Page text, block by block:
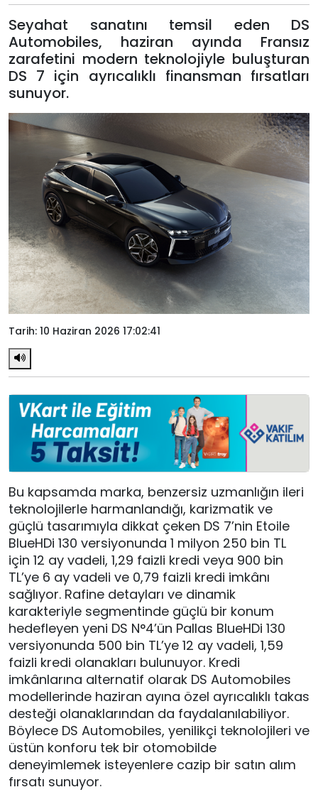
Seyahat sanatını temsil eden DS
Automobiles, haziran ayında Fransız
zarafetini modern teknolojiyle buluşturan
DS 7 için ayrıcalıklı finansman fırsatları
sunuyor.
Tarih: 10 Haziran 2026 17:02:41
Bu kapsamda marka, benzersiz uzmanlığın ileri
teknolojilerle harmanlandığı, karizmatik ve
güçlü tasarımıyla dikkat çeken DS 7’nin Etoile
BlueHDi 130 versiyonunda 1 milyon 250 bin TL
için 12 ay vadeli, 1,29 faizli kredi veya 900 bin
TL’ye 6 ay vadeli ve 0,79 faizli kredi imkânı
sağlıyor. Rafine detayları ve dinamik
karakteriyle segmentinde güçlü bir konum
hedefleyen yeni DS N°4’ün Pallas BlueHDi 130
versiyonunda 500 bin TL’ye 12 ay vadeli, 1,59
faizli kredi olanakları bulunuyor. Kredi
imkânlarına alternatif olarak DS Automobiles
modellerinde haziran ayına özel ayrıcalıklı takas
desteği olanaklarından da faydalanılabiliyor.
Böylece DS Automobiles, yenilikçi teknolojileri ve
üstün konforu tek bir otomobilde
deneyimlemek isteyenlere cazip bir satın alım
fırsatı sunuyor.